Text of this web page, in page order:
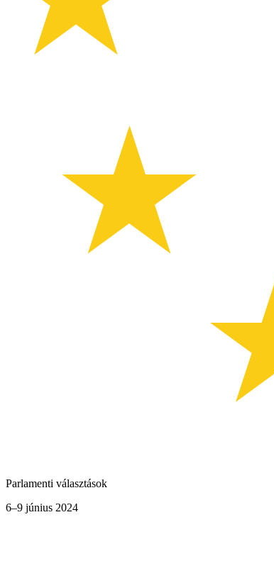
Parlamenti választások
6–9 június 2024